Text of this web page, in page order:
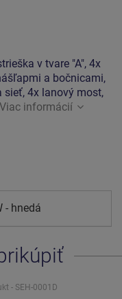
v tvare "A", 4x
a bočnicami,
sieť, 4x lanový most,
Viac informácií
- hnedá
- SEH-0001D